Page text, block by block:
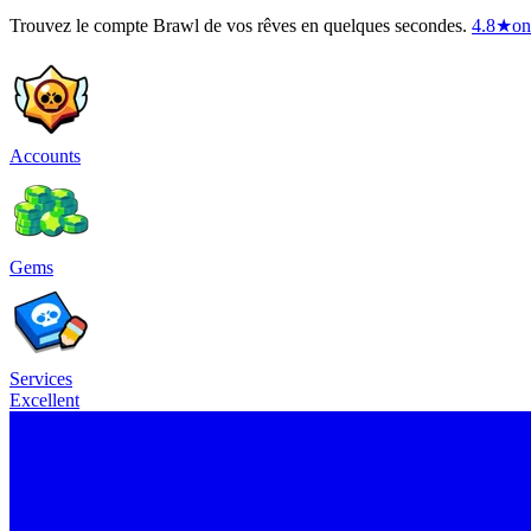
Trouvez le compte Brawl de vos rêves en quelques secondes. 4.8★
Accounts
Gems
Services
Excellent